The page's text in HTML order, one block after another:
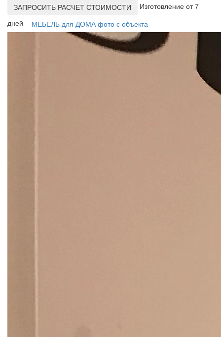
ЗАПРОСИТЬ РАСЧЕТ СТОИМОСТИ
Изготовление от 7
дней
МЕБЕЛЬ для ДОМА фото с объекта